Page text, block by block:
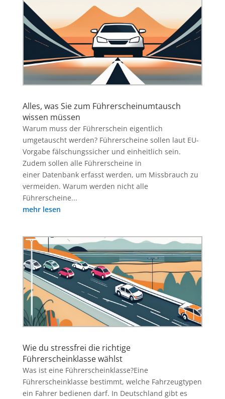
Alles, was Sie zum Führerscheinumtausch
wissen müssen
Warum muss der Führerschein eigentlich
umgetauscht werden? Führerscheine sollen laut EU-
Vorgabe fälschungssicher und einheitlich sein.
Zudem sollen alle Führerscheine in
einer Datenbank erfasst werden, um Missbrauch zu
vermeiden. Warum werden nicht alle
Führerscheine...
mehr lesen
Wie du stressfrei die richtige
Führerscheinklasse wählst
Was ist eine Führerscheinklasse?Eine
Führerscheinklasse bestimmt, welche Fahrzeugtypen
ein Fahrer bedienen darf. In Deutschland gibt es